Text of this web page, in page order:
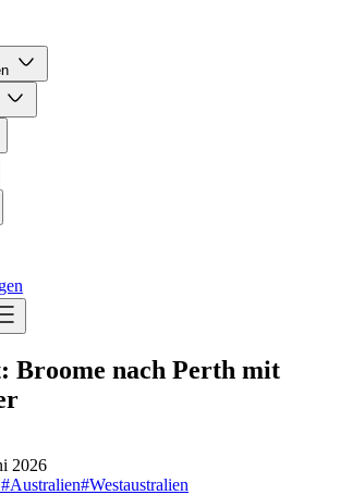
Broome nach Perth mit
2026
#Australien#Westaustralien